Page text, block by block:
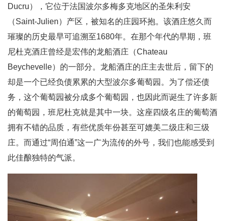
Ducru），它位于法国波尔多梅多克地区的圣朱利安
（Saint-Julien）产区，被知名的庄园环抱。该酒庄悠久而
璀璨的历史最早可追溯至1680年。在那个年代的早期，班
尼杜克酒庄曾经是宏伟的龙船酒庄（Chateau
Beychevelle）的一部分。龙船酒庄的庄主去世后，留下的
却是一个已经负债累累的大型波尔多葡萄园。为了偿还债
务，这个葡萄园被分成多个葡萄园，也因此而诞生了许多新
的葡萄园，班尼杜克就是其中一块。这座四级名庄的葡萄酒
拥有不错的品质，有些优质年份甚至可媲美二级庄和三级
庄。而通过“周伯通”这一广为流传的外号，我们也能感受到
此佳酿独特的气派。